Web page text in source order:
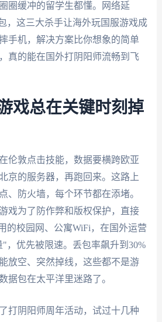
圈缓冲的留学生都懂。网络延
，这三大杀手让海外玩国服游戏成
手机，解决方案比你想象的简单
的能在国外打阴阳师流畅到飞
戏总在关键时刻掉
伦敦点击技能，数据要横跨欧亚
京的服务器，再跑回来。这路上
、防火墙，每个环节都在添堵。
戏为了防作弊和版权保护，直接
的校园网、公寓WiFi，在国外运营
，优先被限速。丢包率飙升到30%
放空、突然掉线，这些都不是游
据包在太平洋里迷路了。
打阴阳师周年活动，试过十几种